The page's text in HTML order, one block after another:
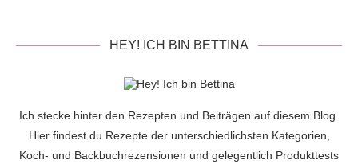
HEY! ICH BIN BETTINA
Ich stecke hinter den Rezepten und Beiträgen auf diesem Blog.
Hier findest du Rezepte der unterschiedlichsten Kategorien,
Koch- und Backbuchrezensionen und gelegentlich Produkttests